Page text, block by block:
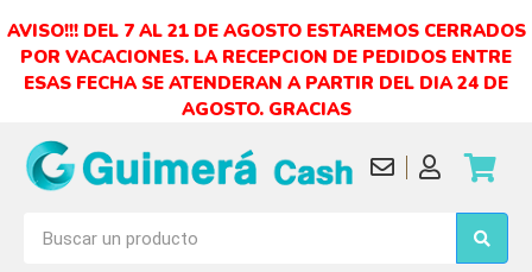
AVISO!!! DEL 7 AL 21 DE AGOSTO ESTAREMOS CERRADOS
POR VACACIONES. LA RECEPCION DE PEDIDOS ENTRE
ESAS FECHA SE ATENDERAN A PARTIR DEL DIA 24 DE
AGOSTO. GRACIAS